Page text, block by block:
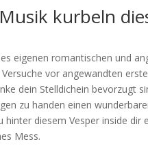
kurbeln
eigenen romantischen und
vor angewandten
dein Stelldichein bevorzugt
zu handen einen
hinter diesem Vesper inside
Mess.